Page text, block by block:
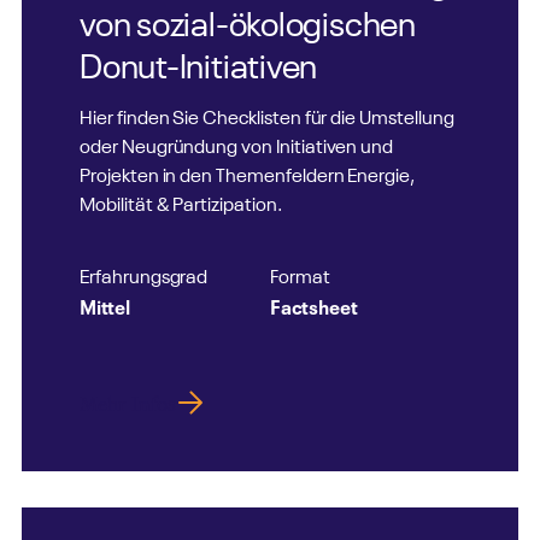
von sozial-ökologischen
Donut-Initiativen
Hier finden Sie Checklisten für die Umstellung
oder Neugründung von Initiativen und
Projekten in den Themenfeldern Energie,
Mobilität & Partizipation.
Erfahrungsgrad
Mittel
Format
Factsheet